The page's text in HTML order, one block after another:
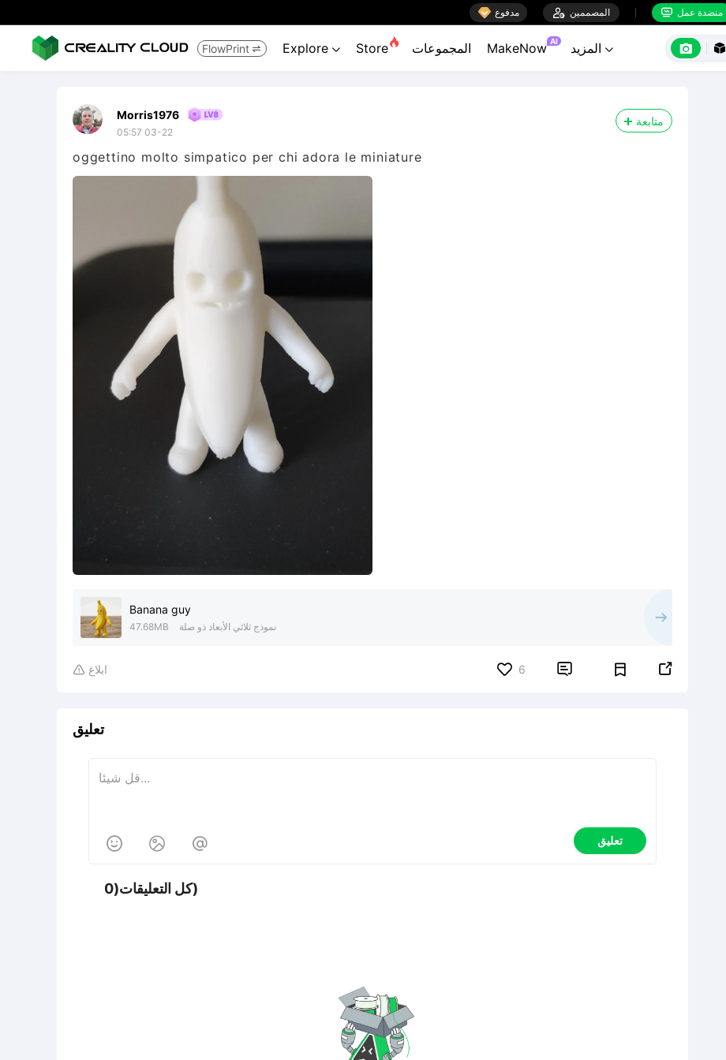
 مدفوع  المصممين  منضدة عمل
FlowPrint  Explore  Store المجموعات MakeNow AI
  
Morris1976
05:57 03-22
متابعة
oggettino molto simpatico per chi adora le miniature
Banana guy
47.68MB نموذج ثلاثي الأبعاد ذو صلة
 ابلاغ 6  
تعليق
   تعليق
كل التعليقات(0)